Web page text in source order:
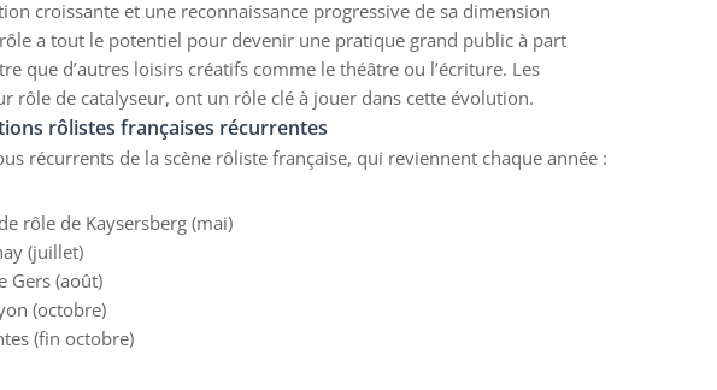
croissante et une reconnaissance progressive de sa dimension
a tout le potentiel pour devenir une pratique grand public à part
que d’autres loisirs créatifs comme le théâtre ou l’écriture. Les
rôle de catalyseur, ont un rôle clé à jouer dans cette évolution.
rôlistes françaises récurrentes
récurrents de la scène rôliste française, qui reviennent chaque année :
rôle de Kaysersberg (mai)
(juillet)
Gers (août)
(octobre)
(fin octobre)